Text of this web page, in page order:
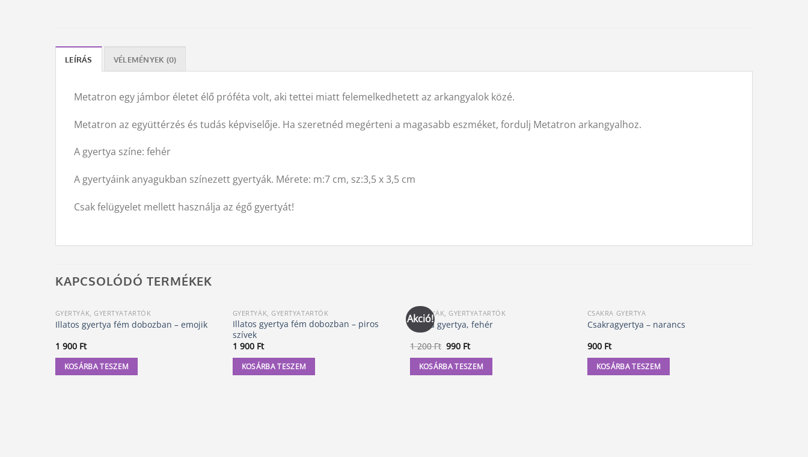
LEÍRÁS VÉLEMÉNYEK (0)
Metatron egy jámbor életet élő próféta volt, aki tettei miatt felemelkedhetett az arkangyalok közé.
Metatron az együttérzés és tudás képviselője. Ha szeretnéd megérteni a magasabb eszméket, fordulj Metatron arkangyalhoz.
A gyertya színe: fehér
A gyertyáink anyagukban színezett gyertyák. Mérete: m:7 cm, sz:3,5 x 3,5 cm
Csak felügyelet mellett használja az égő gyertyát!
KAPCSOLÓDÓ TERMÉKEK
GYERTYÁK, GYERTYATARTÓK
Illatos gyertya fém dobozban – emojik
1 900 Ft
KOSÁRBA TESZEM
GYERTYÁK, GYERTYATARTÓK
Illatos gyertya fém dobozban – piros
szívek
1 900 Ft
KOSÁRBA TESZEM
Akció!
GYERTYÁK, GYERTYATARTÓK
Mágia gyertya, fehér
1 200Ft Original
was:
1
990 FtCurrent
is:
990 Ft.
KOSÁRBA TESZEM
CSAKRA GYERTYA
Csakragyertya – narancs
900 Ft
KOSÁRBA TESZEM